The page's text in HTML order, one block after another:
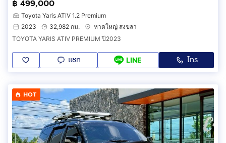
฿ 499,000
Toyota Yaris ATIV 1.2 Premium
2023
32,982 กม.
หาดใหญ่ สงขลา
TOYOTA YARIS ATIV PREMIUM ปี2023
แชท LINE โทร
HOT